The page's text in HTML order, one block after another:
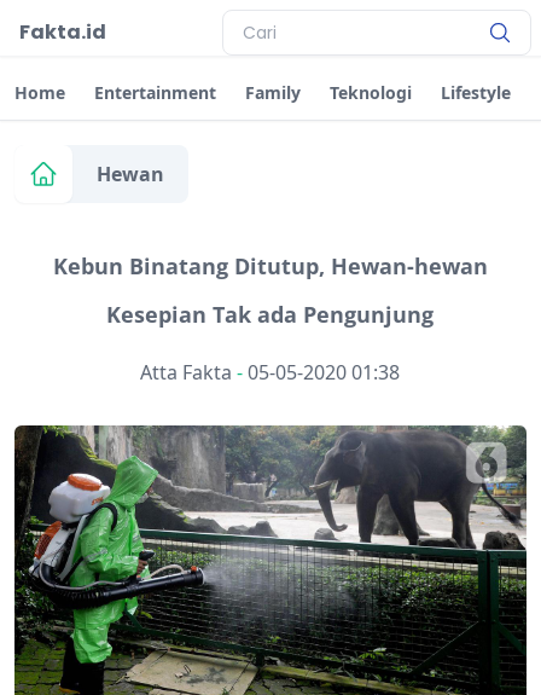
Fakta.id
Home Entertainment Family Teknologi Lifestyle
Hewan
Kebun Binatang Ditutup, Hewan-hewan
Kesepian Tak ada Pengunjung
Atta Fakta -05-05-2020 01:38